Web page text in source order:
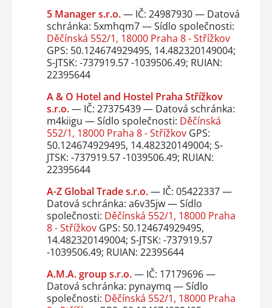
5 Manager s.r.o.— IČ: 24987930 — Datová
schránka: 5xmhqm7 — Sídlo společnosti:
Děčínská 552/1, 18000 Praha 8 - Střížkov
GPS: 50.124674929495, 14.482320149004;
S-JTSK: -737919.57 -1039506.49; RUIAN:
22395644
A & O Hotel and Hostel Praha Střížkov
s.r.o.— IČ: 27375439 — Datová schránka:
m4kiigu — Sídlo společnosti: Děčínská
552/1, 18000 Praha 8 - StřížkovGPS:
50.124674929495, 14.482320149004; S-
JTSK: -737919.57 -1039506.49; RUIAN:
22395644
A-Z Global Trade s.r.o.— IČ: 05422337 —
Datová schránka: a6v35jw — Sídlo
společnosti: Děčínská 552/1, 18000 Praha
8 - StřížkovGPS: 50.124674929495,
14.482320149004; S-JTSK: -737919.57
-1039506.49; RUIAN: 22395644
A.M.A. group s.r.o.— IČ: 17179696 —
Datová schránka: pynaymq — Sídlo
společnosti: Děčínská 552/1, 18000 Praha